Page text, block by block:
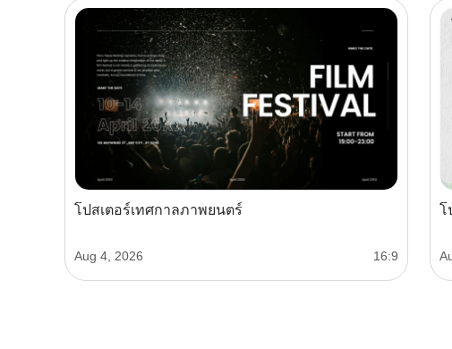
โปสเตอร์เทศกาลภาพยนตร์
Aug 4, 2026 16:9
โ